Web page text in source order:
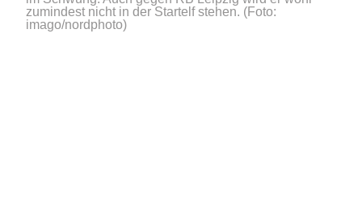
zumindest nicht in der Startelf stehen. (Foto:
imago/nordphoto)